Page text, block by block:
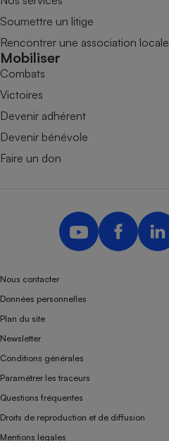
Soumettre un litige
Rencontrer une association locale
Mobiliser
Combats
Victoires
Devenir adhérent
Devenir bénévole
Faire un don
Nous contacter
Données personnelles
Plan du site
Newsletter
Conditions générales
Paramétrer les traceurs
Questions fréquentes
Droits de reproduction et de diffusion
Mentions légales